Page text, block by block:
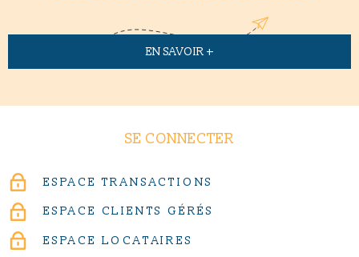
EN SAVOIR +
SE CONNECTER
ESPACE TRANSACTIONS
ESPACE CLIENTS GÉRÉS
ESPACE LOCATAIRES